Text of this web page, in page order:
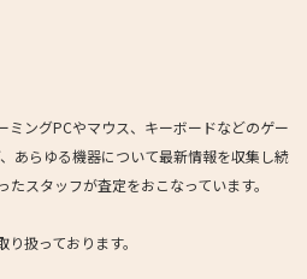
ミングPCやマウス、キーボードなどのゲー
あらゆる機器について最新情報を収集し続
スタッフが査定をおこなっています。
扱っております。